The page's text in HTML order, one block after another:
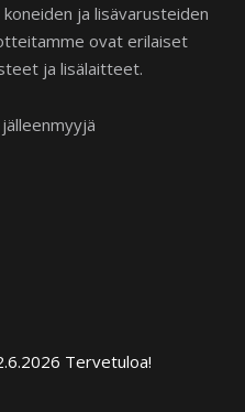
ja lisävarusteiden
ovat erilaiset
ja lisälaitteet.
Tervetuloa!